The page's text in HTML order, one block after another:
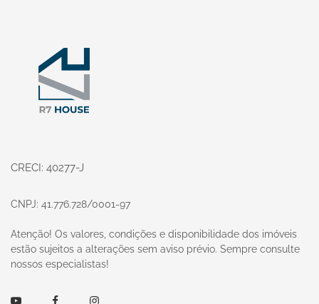
CRECI: 40277-J
CNPJ: 41.776.728/0001-97
Atenção! Os valores, condições e disponibilidade dos imóveis
estão sujeitos a alterações sem aviso prévio. Sempre consulte
nossos especialistas!
Youtube FacebookInstagram